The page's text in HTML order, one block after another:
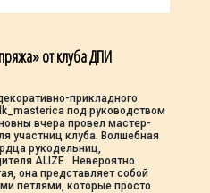
от клуба ДПИ
прикладного
под руководством
вчера провел мастер-
участниц клуба. Волшебная
рукодельниц,
ALIZE. Невероятно
она представляет собой
петлями, которые просто